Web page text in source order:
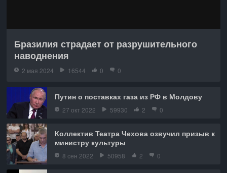
Бразилия страдает от разрушительного
наводнения
2 мая 2024 16544 0 0
Путин о поставках газа из РФ в Молдову
27 окт 2022 59930 2 0
Коллектив Театра Чехова озвучил призыв к
министру культуры
8 сен 2022 50958 2 0